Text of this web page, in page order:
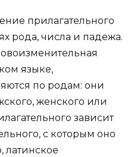
прилагательного
рода, числа и падежа.
языке,
по родам: они
женского или
зависит
с которым оно
латинское